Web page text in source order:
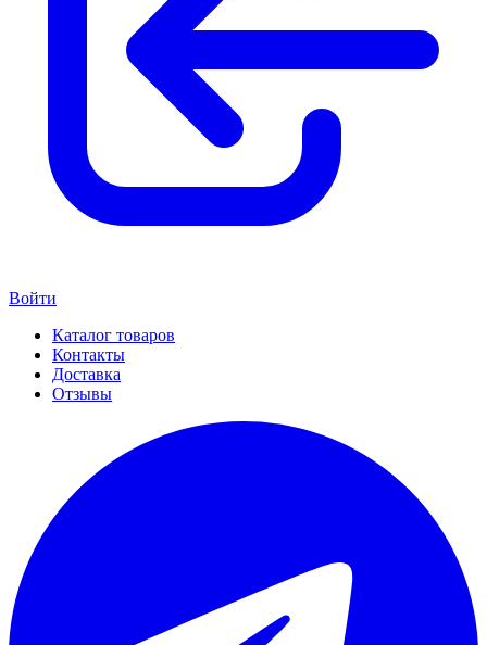
Войти
Каталог товаров
Контакты
Доставка
Отзывы